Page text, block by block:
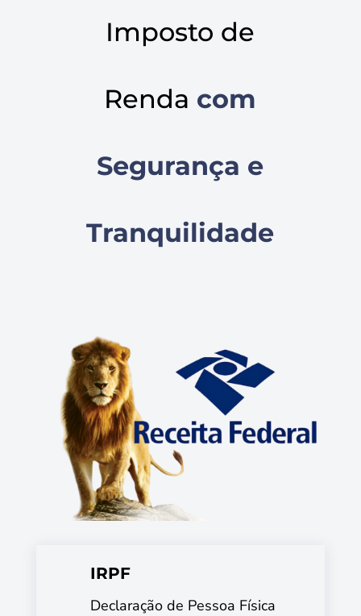
Imposto de
Renda com
Segurança e
Tranquilidade
IRPF
Declaração de Pessoa Física